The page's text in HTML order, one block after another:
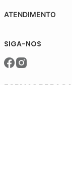
ATENDIMENTO
Sexta, das 08:30 às
Telefone: (11)5627-7800
WhatsApp: (11)94238-
SIGA-NOS
FORMAS DE